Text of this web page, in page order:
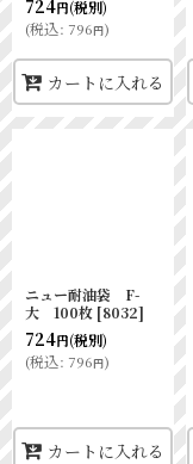
724円(税別)
(税込: 796円)
カートに入れる
ニュー耐油袋 F-
大 100枚 [8032]
724円(税別)
(税込: 796円)
カートに入れる